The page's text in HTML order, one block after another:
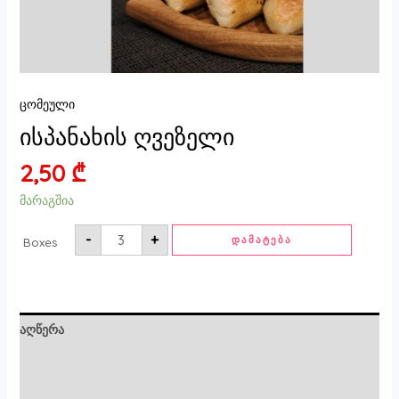
ცომეული
ისპანახის ღვეზელი
2,50 ₾
მარაგშია
- +
Boxes ᲓᲐᲛᲐᲢᲔᲑᲐ
აღწერა